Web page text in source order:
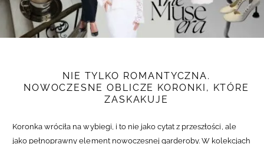
NIE TYLKO ROMANTYCZNA.
NOWOCZESNE OBLICZE KORONKI, KTÓRE
ZASKAKUJE
Koronka wróciła na wybiegi, i to nie jako cytat z przeszłości, ale
jako pełnoprawny element nowoczesnej garderoby. W kolekcjach